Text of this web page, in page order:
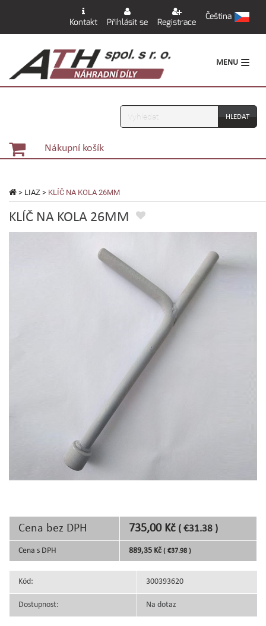
Kontakt Přihlásit se Registrace
Čeština
MENU
Vyhledávání
Nákupní košík
> LIAZ > KLÍČ NA KOLA 26MM
KLÍČ NA KOLA 26MM
Cena bez DPH 735,00 Kč ( €31.38 )
Cena s DPH 889,35 Kč ( €37.98 )
Kód: 300393620
Dostupnost: Na dotaz